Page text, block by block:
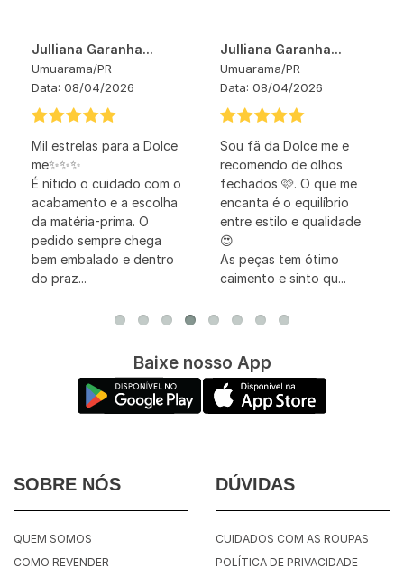
Julliana Garanha...
Umuarama/PR
Data: 08/04/2026
Mil estrelas para a Dolce
me✨✨✨
É nítido o cuidado com o
acabamento e a escolha
da matéria-prima. O
pedido sempre chega
bem embalado e dentro
do praz...
Julliana Garanha...
Umuarama/PR
Data: 08/04/2026
Sou fã da Dolce me e
recomendo de olhos
fechados 🩷. O que me
encanta é o equilíbrio
entre estilo e qualidade
😍
As peças tem ótimo
caimento e sinto qu...
Baixe nosso App
SOBRE NÓS
QUEM SOMOS
COMO REVENDER
DÚVIDAS
CUIDADOS COM AS ROUPAS
POLÍTICA DE PRIVACIDADE